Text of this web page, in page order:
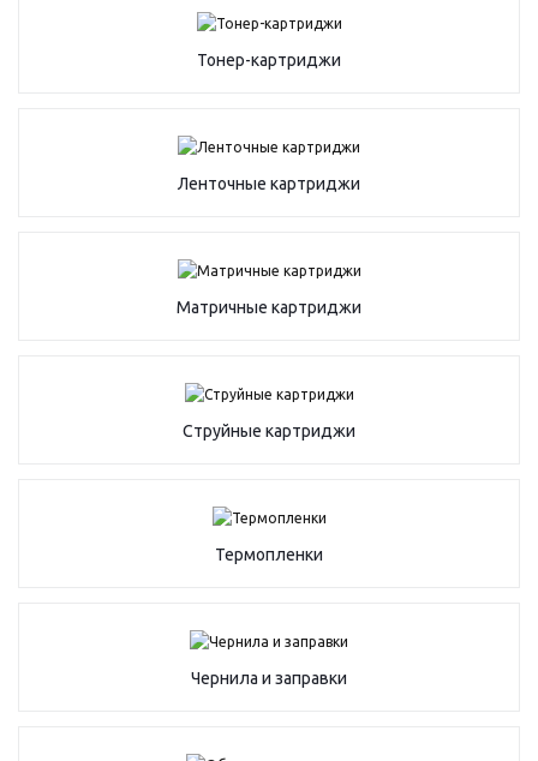
Тонер-картриджи
Ленточные картриджи
Матричные картриджи
Струйные картриджи
Термопленки
Чернила и заправки